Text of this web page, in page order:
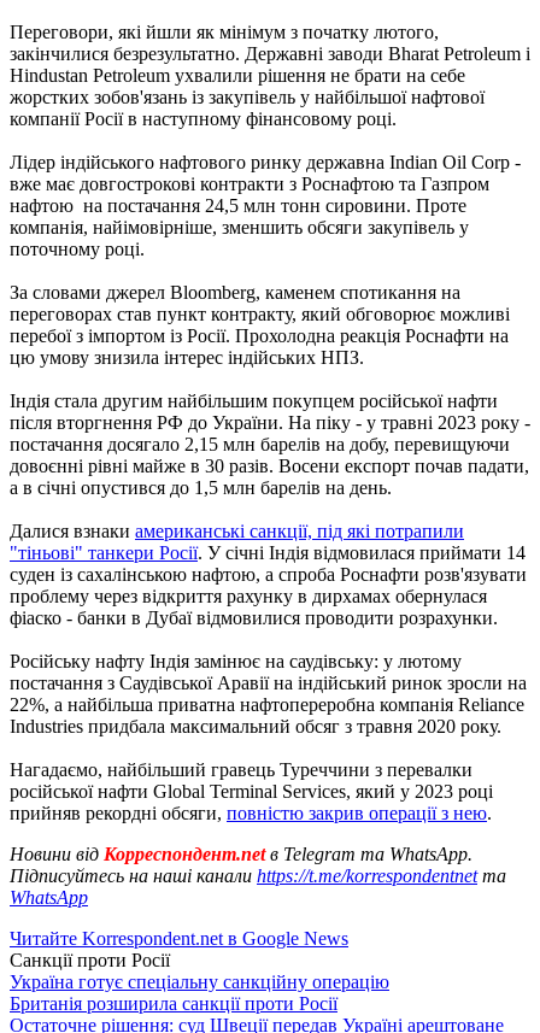
Переговори, які йшли як мінімум з початку лютого,
закінчилися безрезультатно. Державні заводи Bharat Petroleum і
Hindustan Petroleum ухвалили рішення не брати на себе
жорстких зобов'язань із закупівель у найбільшої нафтової
компанії Росії в наступному фінансовому році.
Лідер індійського нафтового ринку державна Indian Oil Corp -
вже має довгострокові контракти з Роснафтою та Газпром
нафтою на постачання 24,5 млн тонн сировини. Проте
компанія, найімовірніше, зменшить обсяги закупівель у
поточному році.
За словами джерел Bloomberg, каменем спотикання на
переговорах став пункт контракту, який обговорює можливі
перебої з імпортом із Росії. Прохолодна реакція Роснафти на
цю умову знизила інтерес індійських НПЗ.
Індія стала другим найбільшим покупцем російської нафти
після вторгнення РФ до України. На піку - у травні 2023 року -
постачання досягало 2,15 млн барелів на добу, перевищуючи
довоєнні рівні майже в 30 разів. Восени експорт почав падати,
а в січні опустився до 1,5 млн барелів на день.
Далися взнаки американські санкції, під які потрапили
"тіньові" танкери Росії. У січні Індія відмовилася приймати 14
суден із сахалінською нафтою, а спроба Роснафти розв'язувати
проблему через відкриття рахунку в дирхамах обернулася
фіаско - банки в Дубаї відмовилися проводити розрахунки.
Російську нафту Індія замінює на саудівську: у лютому
постачання з Саудівської Аравії на індійський ринок зросли на
22%, а найбільша приватна нафтопереробна компанія Reliance
Industries придбала максимальний обсяг з травня 2020 року.
Нагадаємо, найбільший гравець Туреччини з перевалки
російської нафти Global Terminal Services, який у 2023 році
прийняв рекордні обсяги, повністю закрив операції з нею.
Новини від Корреспондент.netв Telegram та WhatsApp.
Підписуйтесь на наші канали https://t.me/korrespondentnetта
WhatsApp
Читайте Korrespondent.net в Google News
Санкції проти Росії
Україна готує спеціальну санкційну операцію
Британія розширила санкції проти Росії
Остаточне рішення: суд Швеції передав Україні арештоване